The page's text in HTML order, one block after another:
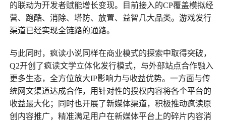
的联动为开发者赋能增长变现。目前接入的CP覆盖模拟经
营、跑酷、消除、塔防、放置、益智几大品类。游戏发行
渠道已经实现全链路的通路。
与此同时，疯读小说同样在商业模式的探索中取得突破，
Q2开创了疯读文学立体化发行模式，与外部站点合作融入
更多生态，全方位放大IP影响力与收益优势。一方面与传
统网文渠道达成合作，用针对性的授权内容将各个平台的
收益最大化；同时也开展了新媒体渠道，积极推动疯读原
创内容推广，精准满足用户在新媒体平台上的碎片内容消